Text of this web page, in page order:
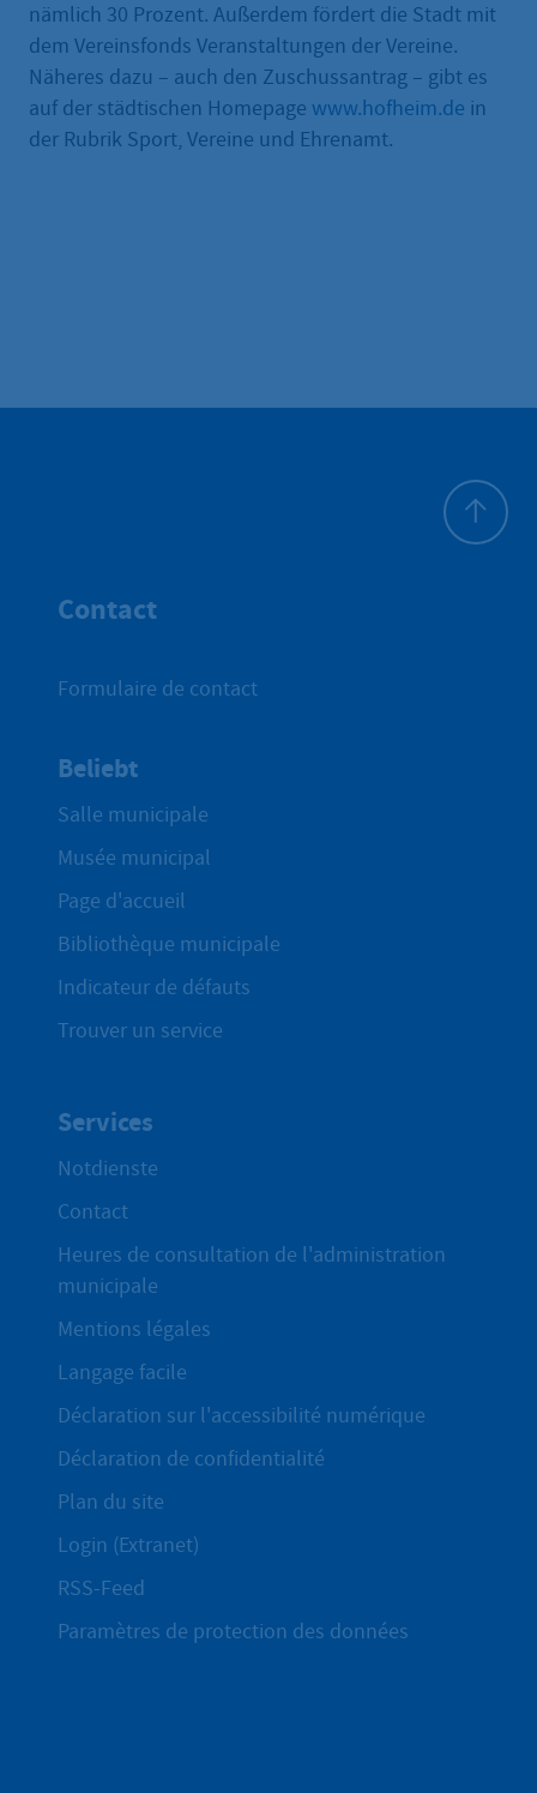
nämlich 30 Prozent. Außerdem fördert die Stadt mit
dem Vereinsfonds Veranstaltungen der Vereine.
Näheres dazu – auch den Zuschussantrag – gibt es
auf der städtischen Homepage www.hofheim.de in
der Rubrik Sport, Vereine und Ehrenamt.
Contact
Formulaire de contact
Beliebt
Salle municipale
Musée municipal
Page d'accueil
Bibliothèque municipale
Indicateur de défauts
Trouver un service
Services
Notdienste
Contact
Heures de consultation de l'administration
municipale
Mentions légales
Langage facile
Déclaration sur l'accessibilité numérique
Déclaration de confidentialité
Plan du site
Login (Extranet)
RSS-Feed
Paramètres de protection des données